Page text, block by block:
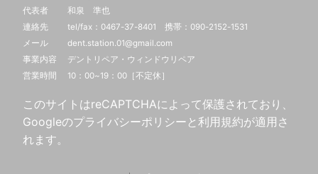
代表者 和泉 準也
連絡先 tel/fax：0467-37-8401 携帯： 090-2152-1531
メール dent.station.01@gmail.com
事業内容 デントリペア・ウィンドウリペア
営業時間 10：00~19：00［不定休］
このサイトはreCAPTCHAによって保護されており、
Googleのプライバシーポリシー と 利用規約が適用さ
れます。